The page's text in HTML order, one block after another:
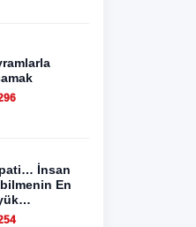
İnsan
En